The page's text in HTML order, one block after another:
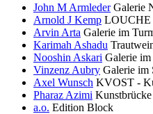
John M Armleder Galerie
Arnold J Kemp LOUCHE
Arvin Arta Galerie im
Karimah Ashadu
Nooshin Askari Galerie
Vinzenz Aubry Galerie im
Axel Wunsch KVOST -
Pharaz Azimi
a.o. Edition Block